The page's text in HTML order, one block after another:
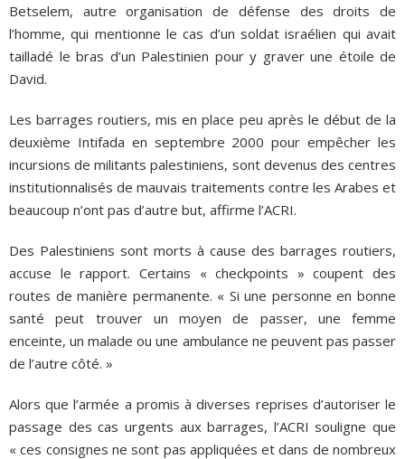
Betselem, autre organisation de défense des droits de
l’homme, qui mentionne le cas d’un soldat israélien qui avait
tailladé le bras d’un Palestinien pour y graver une étoile de
David.
Les barrages routiers, mis en place peu après le début de la
deuxième Intifada en septembre 2000 pour empêcher les
incursions de militants palestiniens, sont devenus des centres
institutionnalisés de mauvais traitements contre les Arabes et
beaucoup n’ont pas d’autre but, affirme l’ACRI.
Des Palestiniens sont morts à cause des barrages routiers,
accuse le rapport. Certains « checkpoints » coupent des
routes de manière permanente. « Si une personne en bonne
santé peut trouver un moyen de passer, une femme
enceinte, un malade ou une ambulance ne peuvent pas passer
de l’autre côté. »
Alors que l’armée a promis à diverses reprises d’autoriser le
passage des cas urgents aux barrages, l’ACRI souligne que
« ces consignes ne sont pas appliquées et dans de nombreux